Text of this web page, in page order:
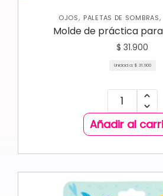
OJOS, PALETAS DE SOMBRAS
Molde de práctica
$ 31.900
Unidad a: $ 31.900
Añadir al